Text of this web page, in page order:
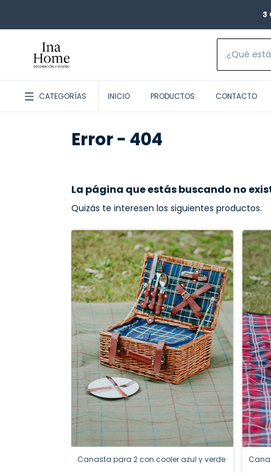
3
CATEGORÍAS INICIO PRODUCTOS CONTACTO
Error - 404
La página que estás buscando no
Quizás te interesen los siguientes productos.
Canasta para 2 con cooler azul y verde